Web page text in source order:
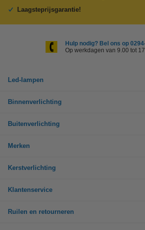
Laagsteprijsgarantie!
Hulp nodig? Bel ons op
Op werkdagen van 9.00 tot
Led-lampen
Binnenverlichting
Buitenverlichting
Merken
Kerstverlichting
Klantenservice
Ruilen en retourneren